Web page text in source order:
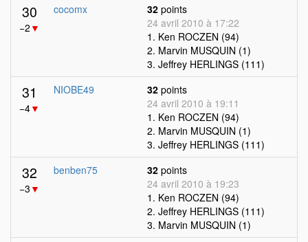
30
−2 ▼
cocomx 32 points
24 avril 2010 à 17:22
1. Ken ROCZEN (94)
2. Marvin MUSQUIN (1)
3. Jeffrey HERLINGS (111)
31
−4▼
NIOBE49 32 points
24 avril 2010 à 19:11
1. Ken ROCZEN (94)
2. Marvin MUSQUIN (1)
3. Jeffrey HERLINGS (111)
32
−3 ▼
benben75 32 points
24 avril 2010 à 19:23
1. Ken ROCZEN (94)
2. Jeffrey HERLINGS (111)
3. Marvin MUSQUIN (1)